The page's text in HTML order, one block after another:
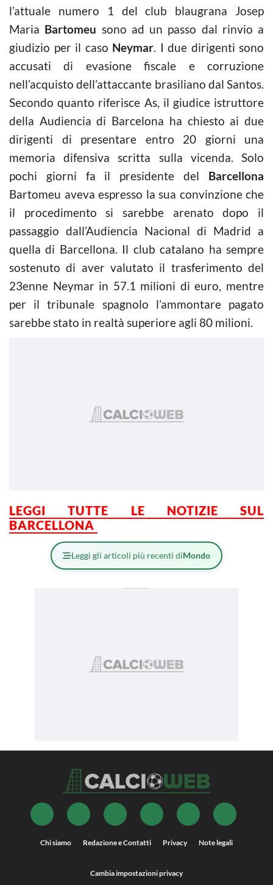
l’attuale numero 1 del club blaugrana Josep
Maria Bartomeu sono ad un passo dal rinvio a
giudizio per il caso Neymar. I due dirigenti sono
accusati di evasione fiscale e corruzione
nell’acquisto dell’attaccante brasiliano dal Santos.
Secondo quanto riferisce As, il giudice istruttore
della Audiencia di Barcelona ha chiesto ai due
dirigenti di presentare entro 20 giorni una
memoria difensiva scritta sulla vicenda. Solo
pochi giorni fa il presidente del Barcellona
Bartomeu aveva espresso la sua convinzione che
il procedimento si sarebbe arenato dopo il
passaggio dall’Audiencia Nacional di Madrid a
quella di Barcellona. Il club catalano ha sempre
sostenuto di aver valutato il trasferimento del
23enne Neymar in 57.1 milioni di euro, mentre
per il tribunale spagnolo l’ammontare pagato
sarebbe stato in realtà superiore agli 80 milioni.
LEGGI TUTTE LE NOTIZIE SUL
BARCELLONA
Leggi gli articoli più recenti diMondo
Chi siamo Redazione e Contatti Privacy Note legali
Cambia impostazioni privacy